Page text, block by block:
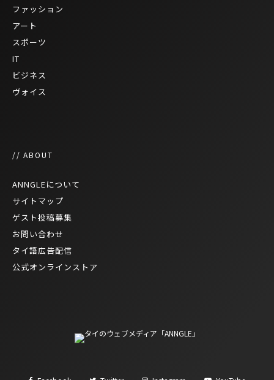
ファッション
アート
スポーツ
IT
ビジネス
ヴォイス
// ABOUT
ANNGLEについて
サイトマップ
ゲスト投稿募集
お問い合わせ
タイ語広告配信
公式オンラインストア